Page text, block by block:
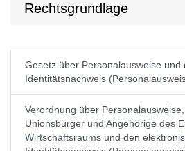
Rechtsgrundlage
Gesetz über Personalausweise und
Identitätsnachweis
Verordnung über
Unionsbürger und Angehörige des
Wirtschaftsraums und den